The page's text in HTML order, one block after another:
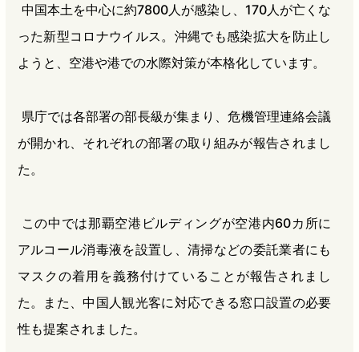
中国本土を中心に約7800人が感染し、170人が亡くな
った新型コロナウイルス。沖縄でも感染拡大を防止し
ようと、空港や港での水際対策が本格化しています。
県庁では各部署の部長級が集まり、危機管理連絡会議
が開かれ、それぞれの部署の取り組みが報告されまし
た。
この中では那覇空港ビルディングが空港内60カ所に
アルコール消毒液を設置し、清掃などの委託業者にも
マスクの着用を義務付けていることが報告されまし
た。また、中国人観光客に対応できる窓口設置の必要
性も提案されました。